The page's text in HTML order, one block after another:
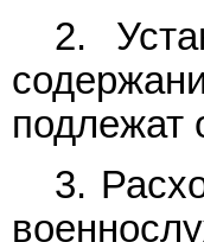
2.
подлежат
3.